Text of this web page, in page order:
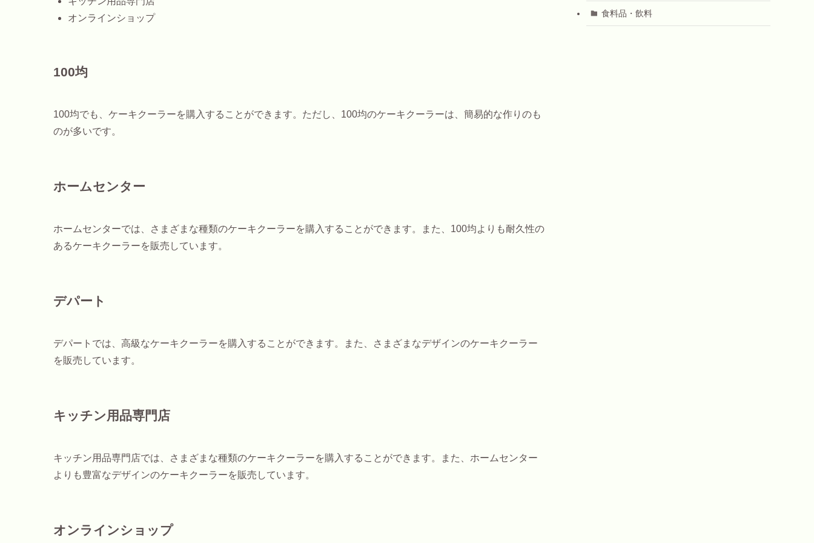
オンラインショップ
100均
100均でも、ケーキクーラーを購入することができます。ただし、100均のケーキクーラーは、簡易的な作りのも
のが多いです。
ホームセンター
ホームセンターでは、さまざまな種類のケーキクーラーを購入することができます。また、100均よりも耐久性の
あるケーキクーラーを販売しています。
デパート
デパートでは、高級なケーキクーラーを購入することができます。また、さまざまなデザインのケーキクーラー
を販売しています。
キッチン用品専門店
キッチン用品専門店では、さまざまな種類のケーキクーラーを購入することができます。また、ホームセンター
よりも豊富なデザインのケーキクーラーを販売しています。
オンラインショップ
食料品・飲料